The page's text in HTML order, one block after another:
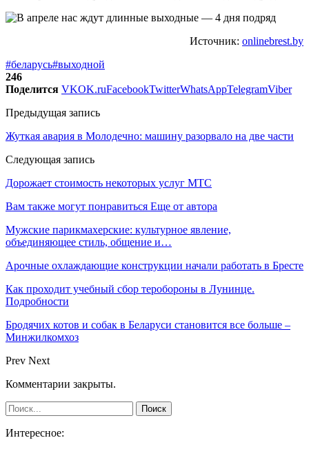
Источник: onlinebrest.by
#беларусь#выходной
246
Поделится VKOK.ruFacebookTwitterWhatsAppTelegramViber
Предыдущая запись
Жуткая авария в Молодечно: машину разорвало на две части
Следующая запись
Дорожает стоимость некоторых услуг МТС
Вам также могут понравиться Еще от автора
Мужские парикмахерские: культурное явление,
объединяющее стиль, общение и…
Арочные охлаждающие конструкции начали работать в Бресте
Как проходит учебный сбор теробороны в Лунинце.
Подробности
Бродячих котов и собак в Беларуси становится все больше –
Минжилкомхоз
Prev Next
Комментарии закрыты.
Интересное: